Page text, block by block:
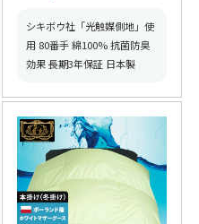
得】【グッドふとんマー
ク取得】
シキボウ社「光触媒側地」使
用 80番手 綿100% 抗菌防臭
効果 長期3年保証 日本製